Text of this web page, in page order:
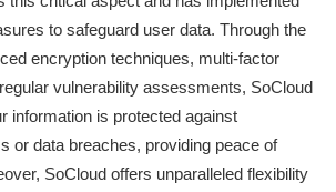
to safeguard user data. Through the
encryption techniques, multi-factor
vulnerability assessments, SoCloud
information is protected against
or data breaches, providing peace of
SoCloud offers unparalleled flexibility